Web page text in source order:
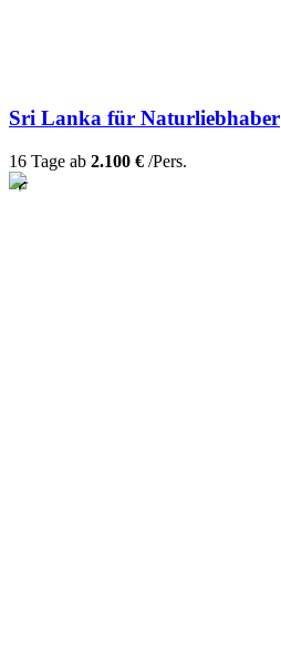
Sri Lanka für Naturliebhaber
16 Tage ab 2.100 € /Pers.